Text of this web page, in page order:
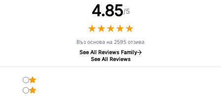
4.85/5
★★★★★
★★★★★
Въз основа на 2595 отзива
See All Reviews Family
See All Reviews